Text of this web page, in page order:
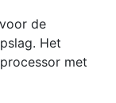
de
Het
met